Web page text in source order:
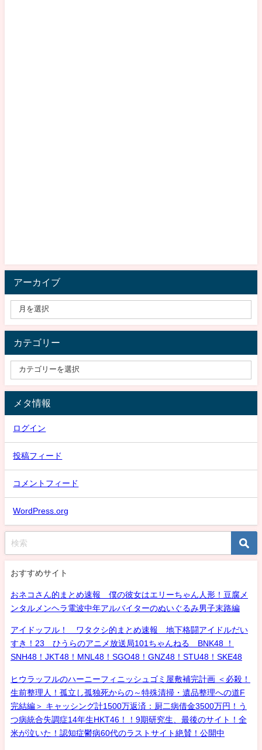
アーカイブ
カテゴリー
メタ情報
ログイン
投稿フィード
コメントフィード
WordPress.org
おすすめサイト
おネコさん的まとめ速報 僕の彼女はエリーちゃん人形！豆腐メ
ンタルメンヘラ電波中年アルバイターのぬいぐるみ男子末路編
アイドッフル！ ワタクシ的まとめ速報 地下格闘アイドルだい
すき！23 ひうらのアニメ放送局101ちゃんねる BNK48 ！
SNH48！JKT48！MNL48！SGO48！GNZ48！STU48！SKE48
ヒウラッフルのハーニーフィニッシュゴミ屋敷補完計画 ＜必殺！
生前整理人！孤立し孤独死からの～特殊清掃・遺品整理への道F
完結編＞ キャッシング計1500万返済：厨二病借金3500万円！う
つ病統合失調症14年生HKT46！！9期研究生、最後のサイト！全
米が泣いた！認知症鬱病60代のラストサイト絶賛！公開中